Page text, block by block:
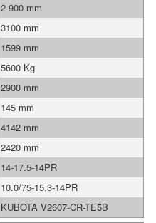
2 900 mm
3100 mm
1599 mm
5600 Kg
2900 mm
145 mm
4142 mm
2420 mm
14-17.5-14PR
10.0/75-15.3-14PR
KUBOTA V2607-CR-TE5B